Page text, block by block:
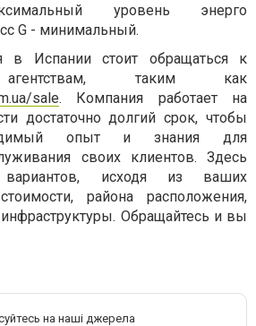
уровень энерго
G - минимальный.
в Испании стоит обращаться к
агентствам, таким как
sale. Компания работает на
достаточно долгий срок, чтобы
опыт и знания для
своих клиентов. Здесь
исходя из ваших
района расположения,
Обращайтесь и вы
на наші джерела